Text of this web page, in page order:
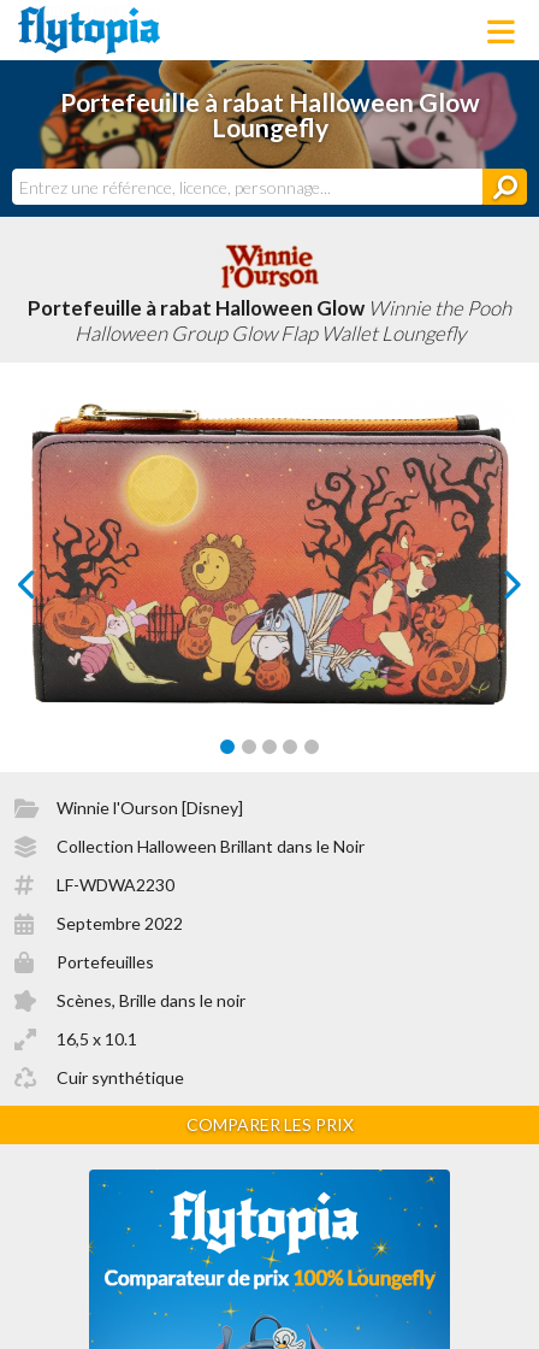
LOUNGEFLY
LICENCES
NOUVEAUTÉS
BONS PLANS
ACTUALITÉS
DERNIERS AJOUTS
Portefeuille à rabat Halloween Glow
Loungefly
Portefeuille à rabat Halloween Glow Winnie the Pooh
Halloween Group Glow Flap Wallet Loungefly
prev next
Winnie l'Ourson [Disney]
Collection Halloween Brillant dans le Noir
LF-WDWA2230
Septembre 2022
Portefeuilles
Scènes, Brille dans le noir
16,5 x 10.1
Cuir synthétique
COMPARER LES PRIX